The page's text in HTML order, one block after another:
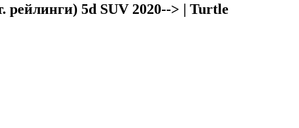
5d SUV 2020--> | Turtle